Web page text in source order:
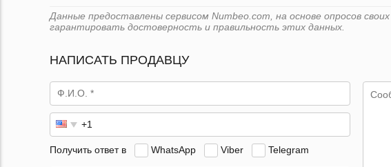
Данные предоставлены сервисом Numbeo.com, на основе опросов
гарантировать достоверность и правильность этих данных.
НАПИСАТЬ ПРОДАВЦУ
Получить ответ в WhatsApp Viber Telegram